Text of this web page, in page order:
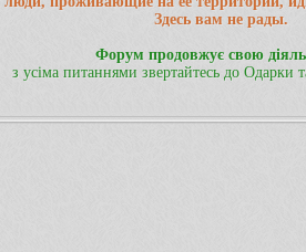
Здесь вам не рады.
Форум продовжує свою
з усіма питаннями звертайтесь до Одарки